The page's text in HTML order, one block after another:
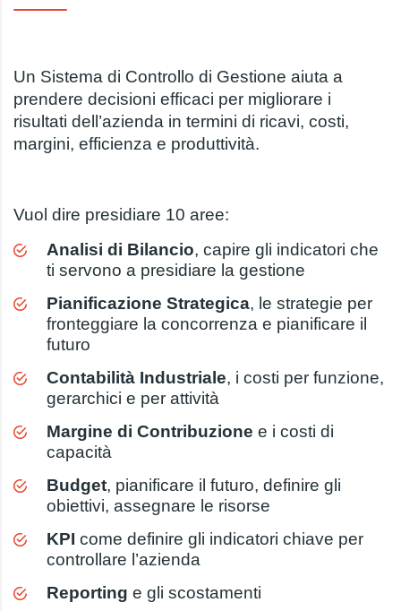
Un Sistema di Controllo di Gestione aiuta a
prendere decisioni efficaci per migliorare i
risultati dell’azienda in termini di ricavi, costi,
margini, efficienza e produttività.
Vuol dire presidiare 10 aree:
Analisi di Bilancio, capire gli indicatori che
ti servono a presidiare la gestione
Pianificazione Strategica, le strategie per
fronteggiare la concorrenza e pianificare il
futuro
Contabilità Industriale, i costi per funzione,
gerarchici e per attività
Margine di Contribuzione e i costi di
capacità
Budget, pianificare il futuro, definire gli
obiettivi, assegnare le risorse
KPI come definire gli indicatori chiave per
controllare l’azienda
Reporting e gli scostamenti